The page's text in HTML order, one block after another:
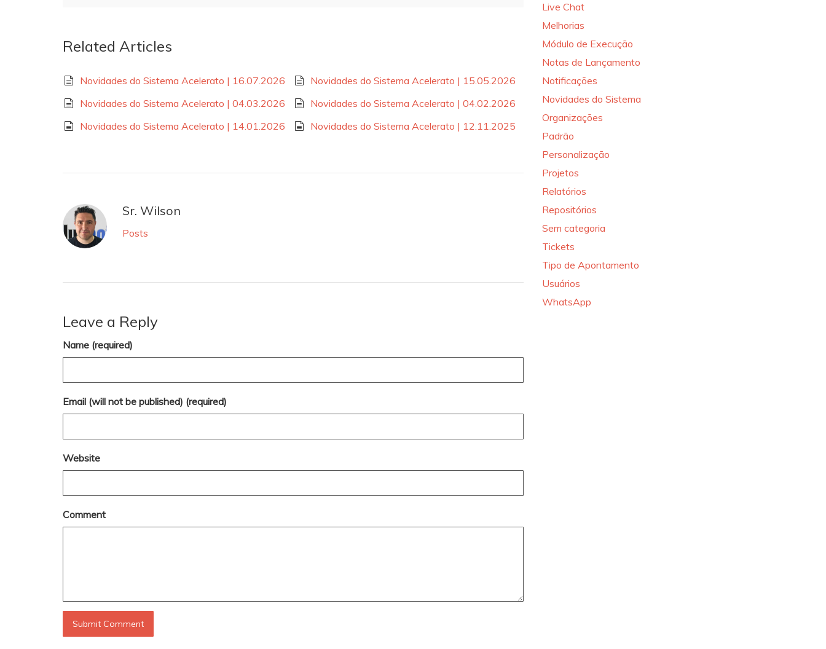
Related Articles
Novidades do Sistema Acelerato | 16.07.2026
Novidades do Sistema Acelerato | 15.05.2026
Novidades do Sistema Acelerato | 04.03.2026
Novidades do Sistema Acelerato | 04.02.2026
Novidades do Sistema Acelerato | 14.01.2026
Novidades do Sistema Acelerato | 12.11.2025
Sr. Wilson
Posts
Leave a Reply
Name (required)
Email (will not be published) (required)
Website
Comment
Live Chat
Melhorias
Módulo de Execução
Notas de Lançamento
Notificações
Novidades do Sistema
Organizações
Padrão
Personalização
Projetos
Relatórios
Repositórios
Sem categoria
Tickets
Tipo de Apontamento
Usuários
WhatsApp